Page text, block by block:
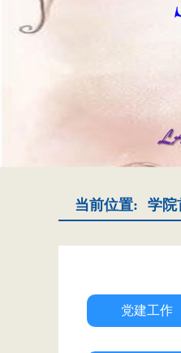
当前位置: 学院
党建工作